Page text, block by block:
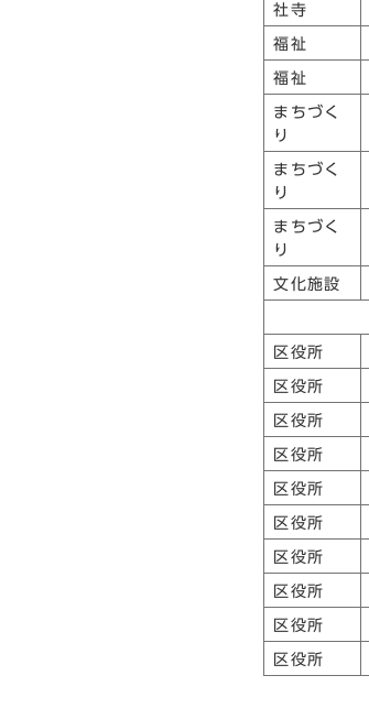
社寺
福祉
福祉
まちづく
り
まちづく
り
まちづく
り
文化施設
区役所
区役所
区役所
区役所
区役所
区役所
区役所
区役所
区役所
区役所